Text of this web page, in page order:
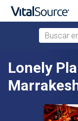
Saltar al contenido
Buscar
Lonely